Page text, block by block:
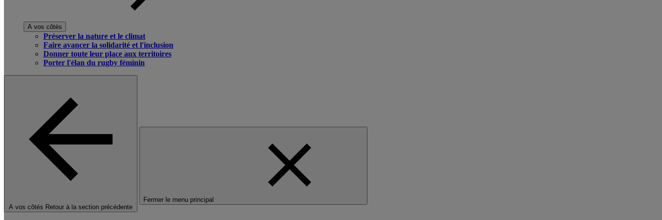
A vos côtés
Préserver la nature et le climat
Faire avancer la solidarité et l'inclusion
Donner toute leur place aux territoires
Porter l'élan du rugby féminin
A vos côtés Retour à la section précédente
Fermer le menu principal